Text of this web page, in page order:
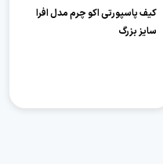
کیف پاسپورتی اکو چرم مدل افرا
سایز بزرگ